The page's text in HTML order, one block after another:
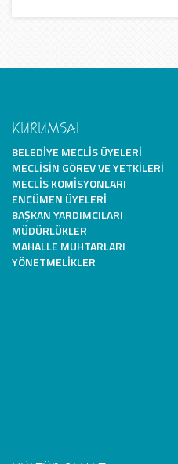
KURUMSAL
BELEDIYE MECLIS ÜYELERI
MECLISIN GÖREV VE YETKILERI
MECLIS KOMISYONLARI
ENCÜMEN ÜYELERI
BAŞKAN YARDIMCILARI
MÜDÜRLÜKLER
MAHALLE MUHTARLARI
YÖNETMELIKLER